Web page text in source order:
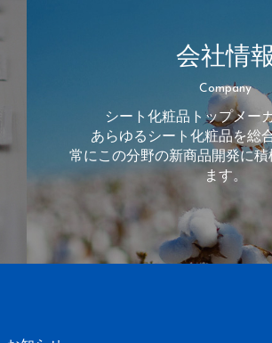
会社情報
Company
シート化粧品トップメー
あらゆるシート化粧品を総
常にこの分野の新商品開発に
ます。